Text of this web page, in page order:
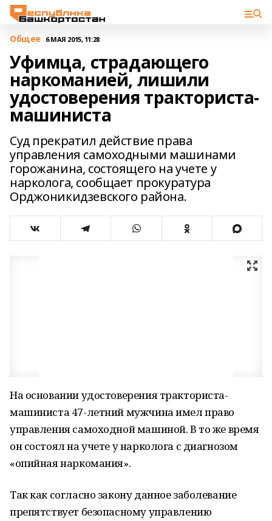
Общее 6 МАЯ 2015, 11:28
Уфимца, страдающего
наркоманией, лишили
удостоверения тракториста-
машиниста
Суд прекратил действие права
управления самоходными машинами
горожанина, состоящего на учете у
нарколога, сообщает прокуратура
Орджоникидзевского района.
На основании удостоверения тракториста-
машиниста 47-летний мужчина имел право
управления самоходной машиной. В то же время
он состоял на учете у нарколога с диагнозом
«опийная наркомания».
Так как согласно закону данное заболевание
препятствует безопасному управлению